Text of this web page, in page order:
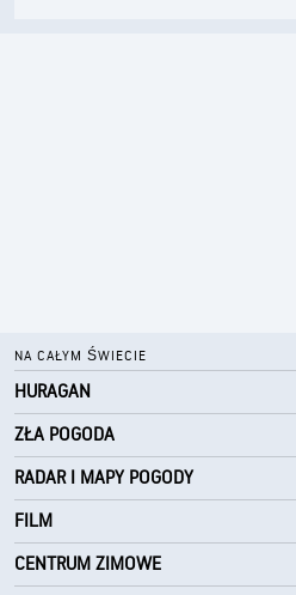
NA CAŁYM ŚWIECIE
HURAGAN
ZŁA POGODA
RADAR I MAPY POGODY
FILM
CENTRUM ZIMOWE